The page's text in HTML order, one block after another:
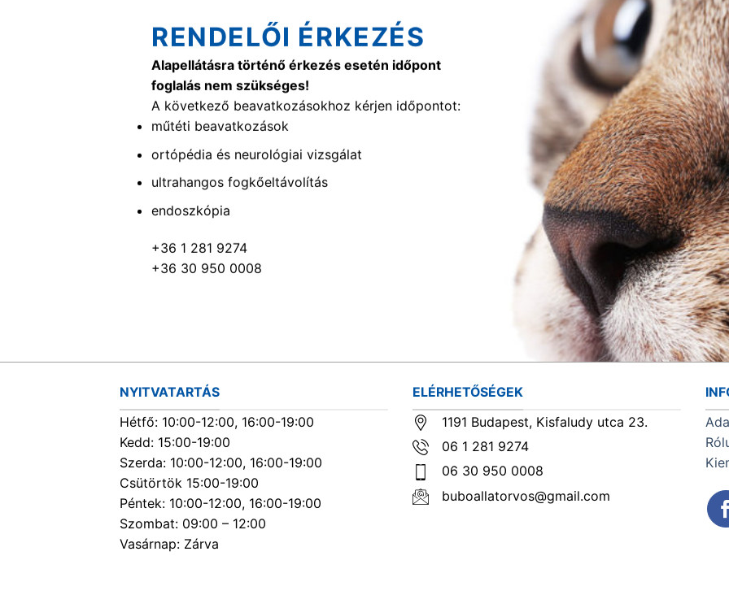
RENDELŐI ÉRKEZÉS
Alapellátásra történő érkezés esetén időpont
foglalás nem szükséges!
A következő beavatkozásokhoz kérjen időpontot:
műtéti beavatkozások
ortópédia és neurológiai vizsgálat
ultrahangos fogkőeltávolítás
endoszkópia
+36 1 281 9274
+36 30 950 0008
NYITVATARTÁS
Hétfő: 10:00-12:00, 16:00-19:00
Kedd: 15:00-19:00
Szerda: 10:00-12:00, 16:00-19:00
Csütörtök 15:00-19:00
Péntek: 10:00-12:00, 16:00-19:00
Szombat: 09:00 – 12:00
Vasárnap: Zárva
ELÉRHETŐSÉGEK
1191 Budapest, Kisfaludy utca 23.
06 1 281 9274
06 30 950 0008
buboallatorvos@gmail.com